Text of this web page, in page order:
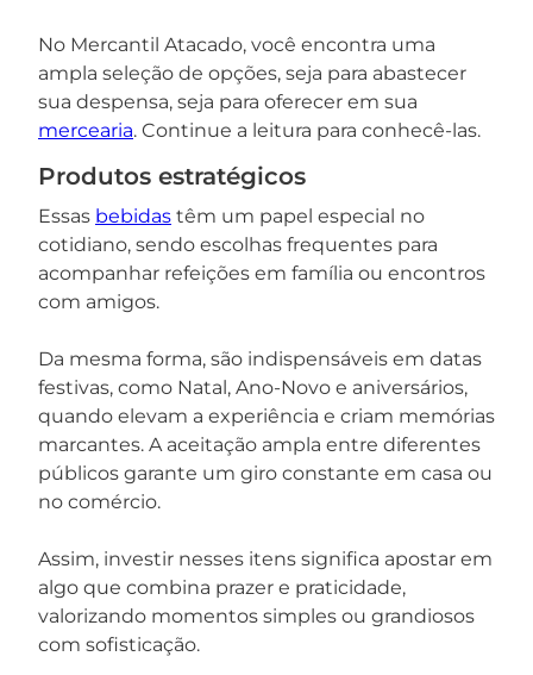
No Mercantil Atacado, você encontra uma
ampla seleção de opções, seja para abastecer
sua despensa, seja para oferecer em sua
mercearia. Continue a leitura para conhecê-las.
Produtos estratégicos
Essas bebidas têm um papel especial no
cotidiano, sendo escolhas frequentes para
acompanhar refeições em família ou encontros
com amigos.
Da mesma forma, são indispensáveis em datas
festivas, como Natal, Ano-Novo e aniversários,
quando elevam a experiência e criam memórias
marcantes. A aceitação ampla entre diferentes
públicos garante um giro constante em casa ou
no comércio.
Assim, investir nesses itens significa apostar em
algo que combina prazer e praticidade,
valorizando momentos simples ou grandiosos
com sofisticação.